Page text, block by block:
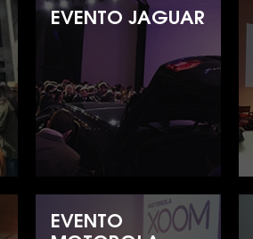
EVENTO JAGUAR
EVENTO